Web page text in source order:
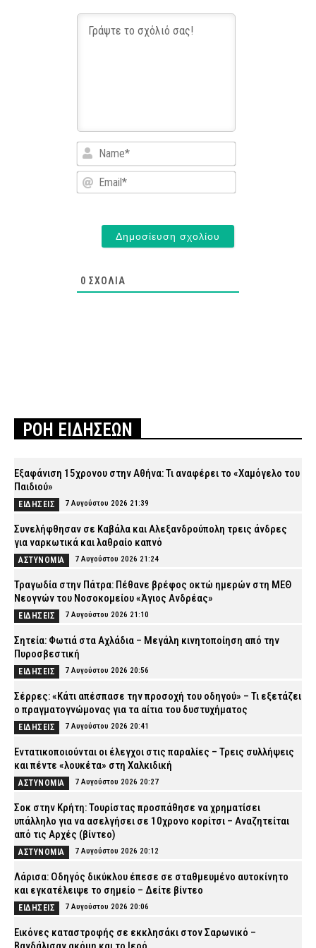
Name*
Email*
0 ΣΧΌΛΙΑ
ΡΟΗ ΕΙΔΗΣΕΩΝ
Εξαφάνιση 15χρονου στην Αθήνα: Τι αναφέρει το «Χαμόγελο του
Παιδιού»
ΕΙΔΗΣΕΙΣ 7 Αυγούστου 2026 21:39
Συνελήφθησαν σε Καβάλα και Αλεξανδρούπολη τρεις άνδρες
για ναρκωτικά και λαθραίο καπνό
ΑΣΤΥΝΟΜΙΑ 7 Αυγούστου 2026 21:24
Τραγωδία στην Πάτρα: Πέθανε βρέφος οκτώ ημερών στη ΜΕΘ
Νεογνών του Νοσοκομείου «Άγιος Ανδρέας»
ΕΙΔΗΣΕΙΣ 7 Αυγούστου 2026 21:10
Σητεία: Φωτιά στα Αχλάδια – Μεγάλη κινητοποίηση από την
Πυροσβεστική
ΕΙΔΗΣΕΙΣ 7 Αυγούστου 2026 20:56
Σέρρες: «Κάτι απέσπασε την προσοχή του οδηγού» – Τι εξετάζει
ο πραγματογνώμονας για τα αίτια του δυστυχήματος
ΕΙΔΗΣΕΙΣ 7 Αυγούστου 2026 20:41
Εντατικοποιούνται οι έλεγχοι στις παραλίες – Τρεις συλλήψεις
και πέντε «λουκέτα» στη Χαλκιδική
ΑΣΤΥΝΟΜΙΑ 7 Αυγούστου 2026 20:27
Σοκ στην Κρήτη: Τουρίστας προσπάθησε να χρηματίσει
υπάλληλο για να ασελγήσει σε 10χρονο κορίτσι – Αναζητείται
από τις Αρχές (βίντεο)
ΑΣΤΥΝΟΜΙΑ 7 Αυγούστου 2026 20:12
Λάρισα: Οδηγός δικύκλου έπεσε σε σταθμευμένο αυτοκίνητο
και εγκατέλειψε το σημείο – Δείτε βίντεο
ΕΙΔΗΣΕΙΣ 7 Αυγούστου 2026 20:06
Εικόνες καταστροφής σε εκκλησάκι στον Σαρωνικό –